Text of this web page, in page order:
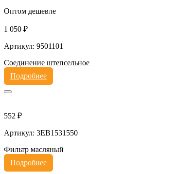
Оптом дешевле
1 050 ₽
Артикул: 9501101
Соединение штепсельное
Подробнее
552 ₽
Артикул: 3EB1531550
Фильтр масляный
Подробнее